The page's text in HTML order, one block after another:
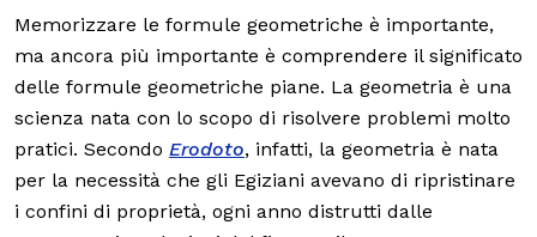
Memorizzare le formule geometriche è importante,
ma ancora più importante è comprendere il significato
delle formule geometriche piane. La geometria è una
scienza nata con lo scopo di risolvere problemi molto
pratici. Secondo Erodoto, infatti, la geometria è nata
per la necessità che gli Egiziani avevano di ripristinare
i confini di proprietà, ogni anno distrutti dalle